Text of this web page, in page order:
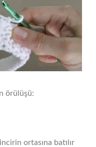
örülüşü:
ortasına batılır